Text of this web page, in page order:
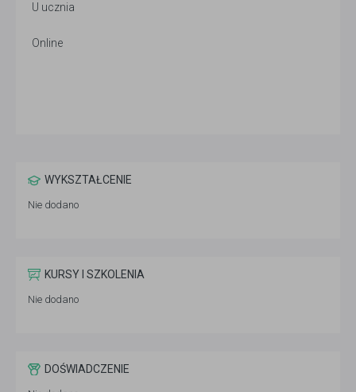
U ucznia
Online
WYKSZTAŁCENIE
Nie dodano
KURSY I SZKOLENIA
Nie dodano
DOŚWIADCZENIE